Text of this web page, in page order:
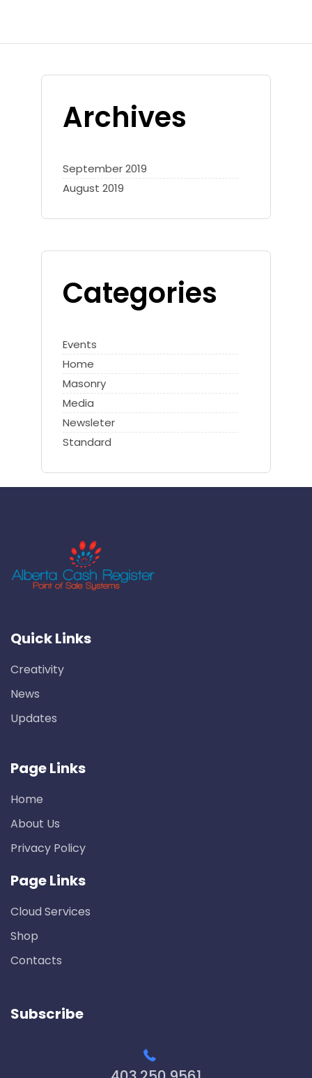
Archives
September 2019
August 2019
Categories
Events
Home
Masonry
Media
Newsleter
Standard
Quick Links
Creativity
News
Updates
Page Links
Home
About Us
Privacy Policy
Page Links
Cloud Services
Shop
Contacts
Subscribe